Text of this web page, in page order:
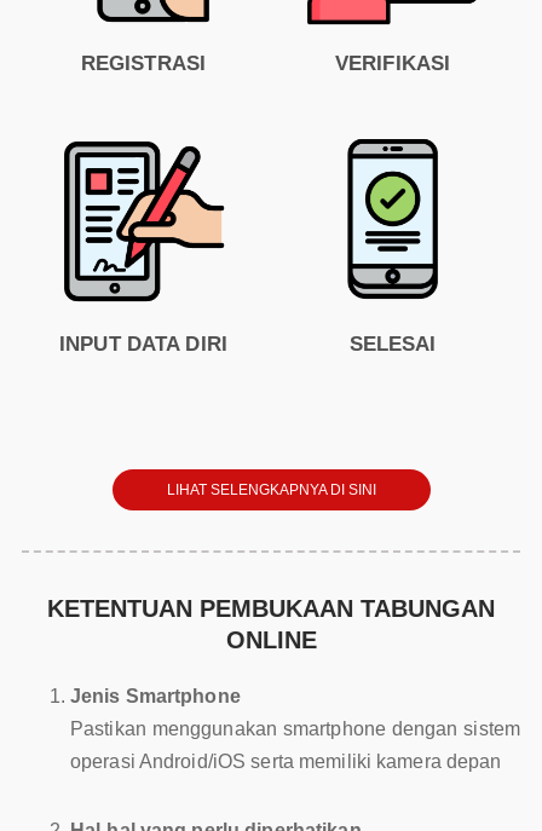
REGISTRASI VERIFIKASI
INPUT DATA DIRI SELESAI
LIHAT SELENGKAPNYA DI SINI
KETENTUAN PEMBUKAAN TABUNGAN
ONLINE
Jenis Smartphone
Pastikan menggunakan smartphone dengan sistem
operasi Android/iOS serta memiliki kamera depan